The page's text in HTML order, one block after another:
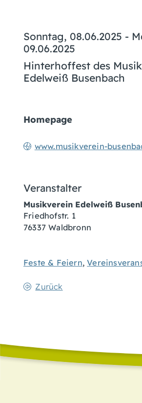
Sonntag, 08.06.2025 -
09.06.2025
Hinterhoffest des
Edelweiß Busenbach
Homepage
www.musikverein-
Veranstalter
Musikverein Edelweiß
Friedhofstr. 1
76337 Waldbronn
Feste & Feiern,
Zurück